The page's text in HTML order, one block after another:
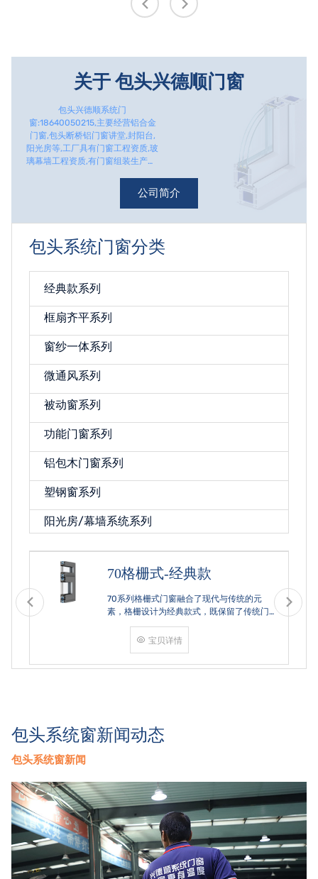
关于包头兴德顺门窗
包头兴德顺系统门
窗:18640050215,主要经营铝合金
门窗,包头断桥铝门窗讲堂,封阳台,
阳光房等,工厂具有门窗工程资质,玻
璃幕墙工程资质,有门窗组装生产线,
公司简介
包头系统门窗分类
经典款系列
框扇齐平系列
窗纱一体系列
微通风系列
被动窗系列
功能门窗系列
铝包木门窗系列
塑钢窗系列
阳光房/幕墙系统系列
70格栅式-经典款
70系列格栅式门窗融合了现代与传统的元
素，格栅设计为经典款式，既保留了传统门
栅式设计是70系列的一大特色，格栅可以是
更多样化的选择。70系列格栅式门窗采用多
宝贝详情
包头系统窗新闻动态
包头系统窗新闻